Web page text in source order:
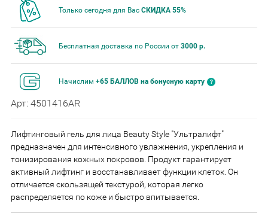
Только сегодня для Вас СКИДКА 55%
Бесплатная доставка по России от 3000 р.
Начислим +65 БАЛЛОВ на бонусную карту
Арт: 4501416АR
Лифтинговый гель для лица Beauty Style "Ультралифт"
предназначен для интенсивного увлажнения, укрепления и
тонизирования кожных покровов. Продукт гарантирует
активный лифтинг и восстанавливает функции клеток. Он
отличается скользящей текстурой, которая легко
распределяется по коже и быстро впитывается.